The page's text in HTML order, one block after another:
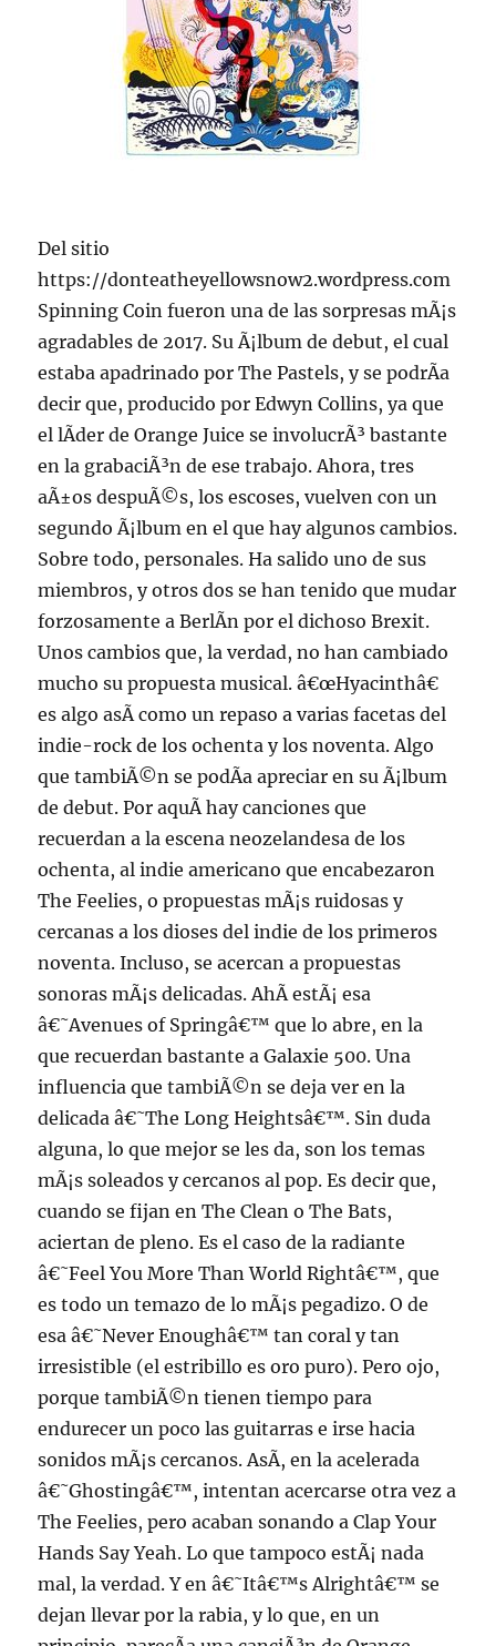
Del sitio
https://donteatheyellowsnow2.wordpress.com
Spinning Coin fueron una de las sorpresas mÃ¡s
agradables de 2017. Su Ã¡lbum de debut, el cual
estaba apadrinado por The Pastels, y se podrÃ­a
decir que, producido por Edwyn Collins, ya que
el lÃ­der de Orange Juice se involucrÃ³ bastante
en la grabaciÃ³n de ese trabajo. Ahora, tres
aÃ±os despuÃ©s, los escoses, vuelven con un
segundo Ã¡lbum en el que hay algunos cambios.
Sobre todo, personales. Ha salido uno de sus
miembros, y otros dos se han tenido que mudar
forzosamente a BerlÃ­n por el dichoso Brexit.
Unos cambios que, la verdad, no han cambiado
mucho su propuesta musical. â€œHyacinthâ€
es algo asÃ­ como un repaso a varias facetas del
indie-rock de los ochenta y los noventa. Algo
que tambiÃ©n se podÃ­a apreciar en su Ã¡lbum
de debut. Por aquÃ­ hay canciones que
recuerdan a la escena neozelandesa de los
ochenta, al indie americano que encabezaron
The Feelies, o propuestas mÃ¡s ruidosas y
cercanas a los dioses del indie de los primeros
noventa. Incluso, se acercan a propuestas
sonoras mÃ¡s delicadas. AhÃ­ estÃ¡ esa
â€˜Avenues of Springâ€™ que lo abre, en la
que recuerdan bastante a Galaxie 500. Una
influencia que tambiÃ©n se deja ver en la
delicada â€˜The Long Heightsâ€™. Sin duda
alguna, lo que mejor se les da, son los temas
mÃ¡s soleados y cercanos al pop. Es decir que,
cuando se fijan en The Clean o The Bats,
aciertan de pleno. Es el caso de la radiante
â€˜Feel You More Than World Rightâ€™, que
es todo un temazo de lo mÃ¡s pegadizo. O de
esa â€˜Never Enoughâ€™ tan coral y tan
irresistible (el estribillo es oro puro). Pero ojo,
porque tambiÃ©n tienen tiempo para
endurecer un poco las guitarras e irse hacia
sonidos mÃ¡s cercanos. AsÃ­, en la acelerada
â€˜Ghostingâ€™, intentan acercarse otra vez a
The Feelies, pero acaban sonando a Clap Your
Hands Say Yeah. Lo que tampoco estÃ¡ nada
mal, la verdad. Y en â€˜Itâ€™s Alrightâ€™ se
dejan llevar por la rabia, y lo que, en un